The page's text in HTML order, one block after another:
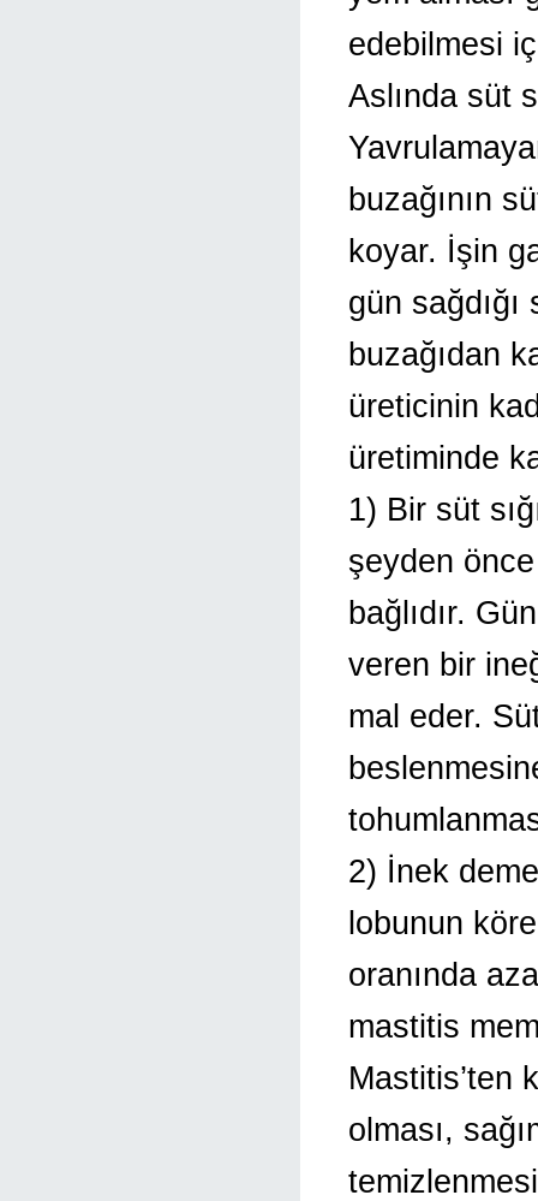
edebilmesi
Aslında süt
buzağının
koyar. İşin
gün
buzağıdan
üreticinin
üretiminde
1) Bir süt
şeyden
bağlıdır.
veren bir
mal eder.
2) İnek
lobunun
oranında
mastitis
Mastitis’ten
olması,